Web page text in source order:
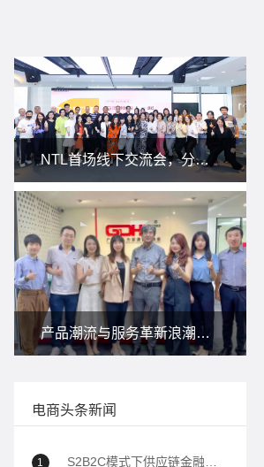
新零
2023-06-
新零售
标签：
MRO
2023-05-
标签：
NTL首场线下交流会，分享私域新玩法！
产品潮流与服务革新浪潮下，朗尊与省人协一起研讨：人力资源服务供应商如何应对？
电商头条新闻
1 S2B2C模式下供应链金融如何助力企业降本增效？